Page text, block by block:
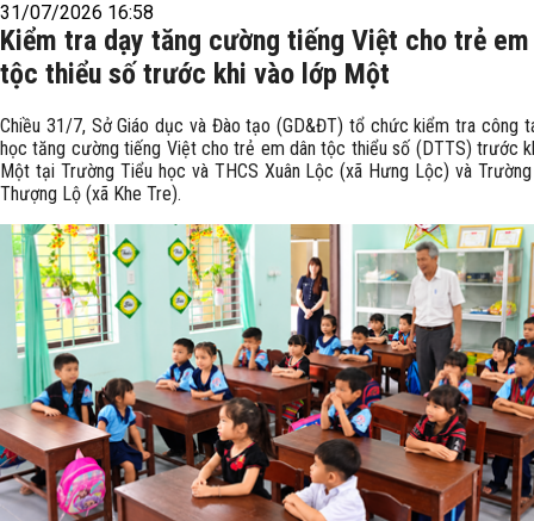
31/07/2026 16:58
Kiểm tra dạy tăng cường tiếng Việt cho trẻ em
tộc thiểu số trước khi vào lớp Một
Chiều 31/7, Sở Giáo dục và Đào tạo (GD&ĐT) tổ chức kiểm tra công
học tăng cường tiếng Việt cho trẻ em dân tộc thiểu số (DTTS) trước
Một tại Trường Tiểu học và THCS Xuân Lộc (xã Hưng Lộc) và
Thượng Lộ (xã Khe Tre).